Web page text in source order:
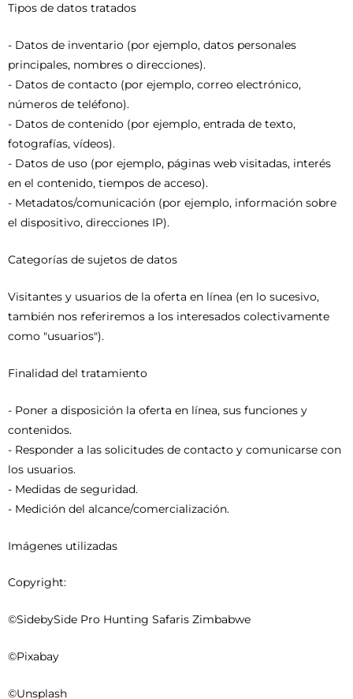
Tipos de datos tratados
- Datos de inventario (por ejemplo, datos personales
principales, nombres o direcciones).
- Datos de contacto (por ejemplo, correo electrónico,
números de teléfono).
- Datos de contenido (por ejemplo, entrada de texto,
fotografías, vídeos).
- Datos de uso (por ejemplo, páginas web visitadas, interés
en el contenido, tiempos de acceso).
- Metadatos/comunicación (por ejemplo, información sobre
el dispositivo, direcciones IP).
Categorías de sujetos de datos
Visitantes y usuarios de la oferta en línea (en lo sucesivo,
también nos referiremos a los interesados colectivamente
como "usuarios").
Finalidad del tratamiento
- Poner a disposición la oferta en línea, sus funciones y
contenidos.
- Responder a las solicitudes de contacto y comunicarse con
los usuarios.
- Medidas de seguridad.
- Medición del alcance/comercialización.
Imágenes utilizadas
Copyright:
©SidebySide Pro Hunting Safaris Zimbabwe
©Pixabay
©Unsplash